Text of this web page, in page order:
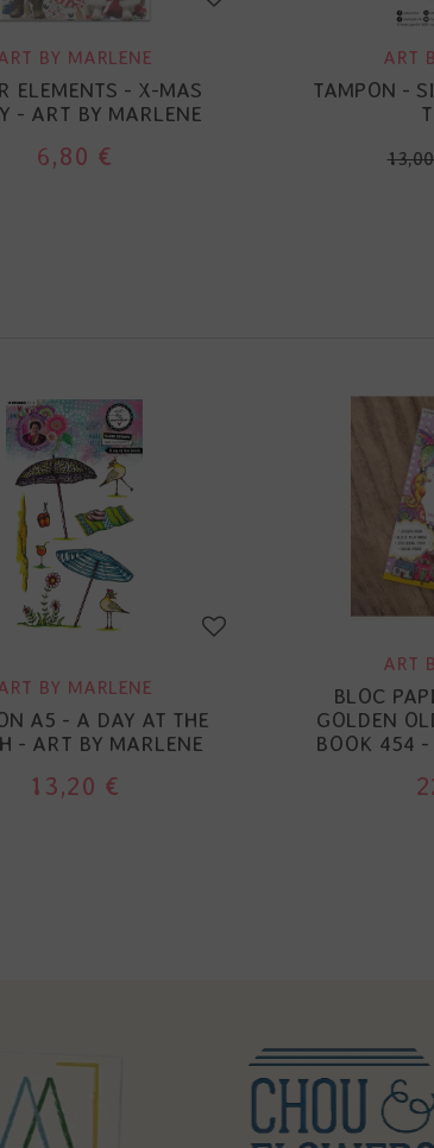
BY MARLENE
ELEMENTS - X-MAS
- ART BY MARLENE
6,80 €
ART
TAMPON -
BY MARLENE
A5 - A DAY AT THE
- ART BY MARLENE
13,20 €
ART
BLOC
GOLDEN
BOOK 454 -